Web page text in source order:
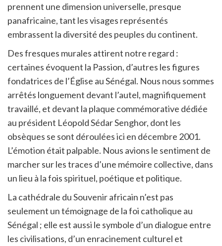
prennent une dimension universelle, presque
panafricaine, tant les visages représentés
embrassent la diversité des peuples du continent.
Des fresques murales attirent notre regard :
certaines évoquent la Passion, d’autres les figures
fondatrices de l’Église au Sénégal. Nous nous sommes
arrêtés longuement devant l’autel, magnifiquement
travaillé, et devant la plaque commémorative dédiée
au président Léopold Sédar Senghor, dont les
obsèques se sont déroulées ici en décembre 2001.
L’émotion était palpable. Nous avions le sentiment de
marcher sur les traces d’une mémoire collective, dans
un lieu à la fois spirituel, poétique et politique.
La cathédrale du Souvenir africain n’est pas
seulement un témoignage de la foi catholique au
Sénégal ; elle est aussi le symbole d’un dialogue entre
les civilisations, d’un enracinement culturel et